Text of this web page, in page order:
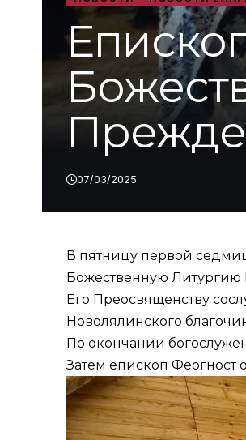
07/03/2025
В пятницу первой
Божественную Литургию
Его Преосвященству
Новолялинского
По окончании
Затем епископ Феогност